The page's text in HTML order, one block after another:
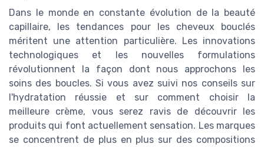
Dans le monde en constante évolution de la beauté
capillaire, les tendances pour les cheveux bouclés
méritent une attention particulière. Les innovations
technologiques et les nouvelles formulations
révolutionnent la façon dont nous approchons les
soins des boucles. Si vous avez suivi nos conseils sur
l'hydratation réussie et sur comment choisir la
meilleure crème, vous serez ravis de découvrir les
produits qui font actuellement sensation. Les marques
se concentrent de plus en plus sur des compositions